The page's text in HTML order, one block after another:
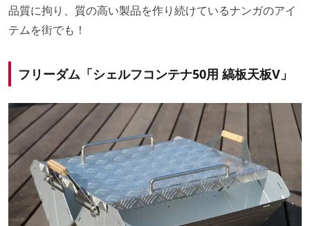
品質に拘り、質の高い製品を作り続けているナンガのアイ
テムを街でも！
フリーダム「シェルフコンテナ50用 縞板天板V」